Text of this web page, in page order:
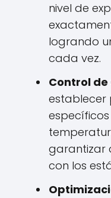
nivel de
logrando
cada vez.
Control
establecer
específicos
garantizar
con los